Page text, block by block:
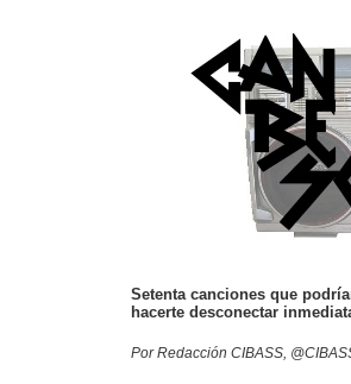
Setenta canciones que
hacerte desconectar
Por Redacción CIBASS,